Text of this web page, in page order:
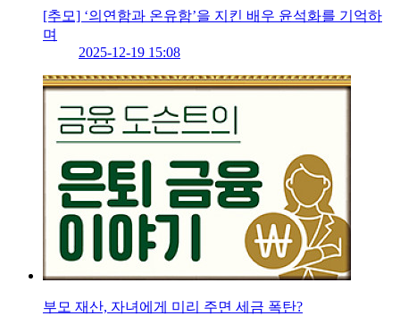
[추모] ‘의연함과 온유함’을 지킨 배우 윤석화를 기억하
며
2025-12-19 15:08
부모 재산, 자녀에게 미리 주면 세금 폭탄?